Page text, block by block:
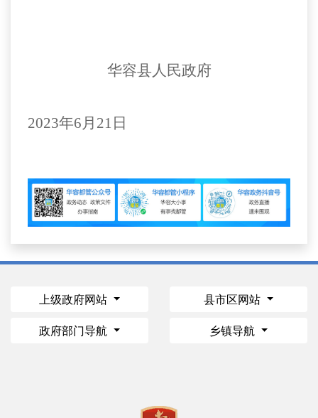
华容县人民政府
2023年6月 21 日
上级政府网站 县市区网站
政府部门导航 乡镇导航